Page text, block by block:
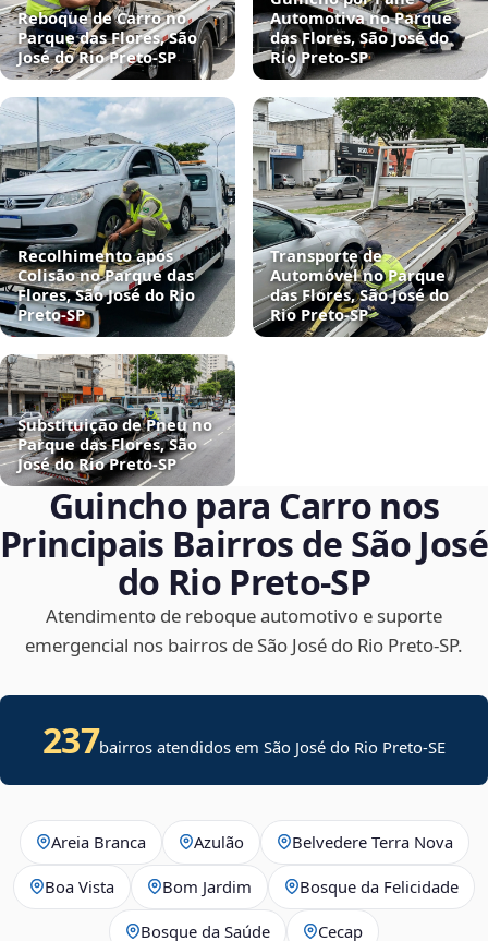
Reboque de Carro no
Parque das Flores, São
José do Rio Preto‑SP
Automotiva no Parque
das Flores, São José do
Rio Preto‑SP
Recolhimento após
Colisão no Parque das
Flores, São José do Rio
Preto‑SP
Transporte de
Automóvel no Parque
das Flores, São José do
Rio Preto‑SP
Substituição de Pneu no
Parque das Flores, São
José do Rio Preto‑SP
Guincho para Carro nos
Principais Bairros de São José
do Rio Preto‑SP
Atendimento de reboque automotivo e suporte
emergencial nos bairros de São José do Rio Preto‑SP.
237bairros atendidos emSão José do Rio Preto-SE
Areia Branca Azulão Belvedere Terra Nova
Boa Vista Bom Jardim Bosque da Felicidade
Bosque da Saúde Cecap